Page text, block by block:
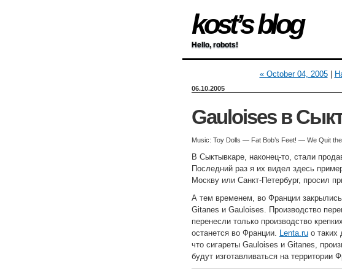
kost’s blog
Hello, robots!
« October 04, 2005|
06.10.2005
Gauloises в
Music: Toy Dolls — Fat Bob’s Feet! — We Quit
В Сыктывкаре, наконец-то, стали
Последний раз я их видел здесь
Москву или Санкт-Петербург, просил
А тем временем, во Франции
Gitanes и Gauloises. Производство
перенесли только производство
останется во Франции. Lenta.ru о таких
что сигареты Gauloises и Gitanes,
будут изготавливаться на территории